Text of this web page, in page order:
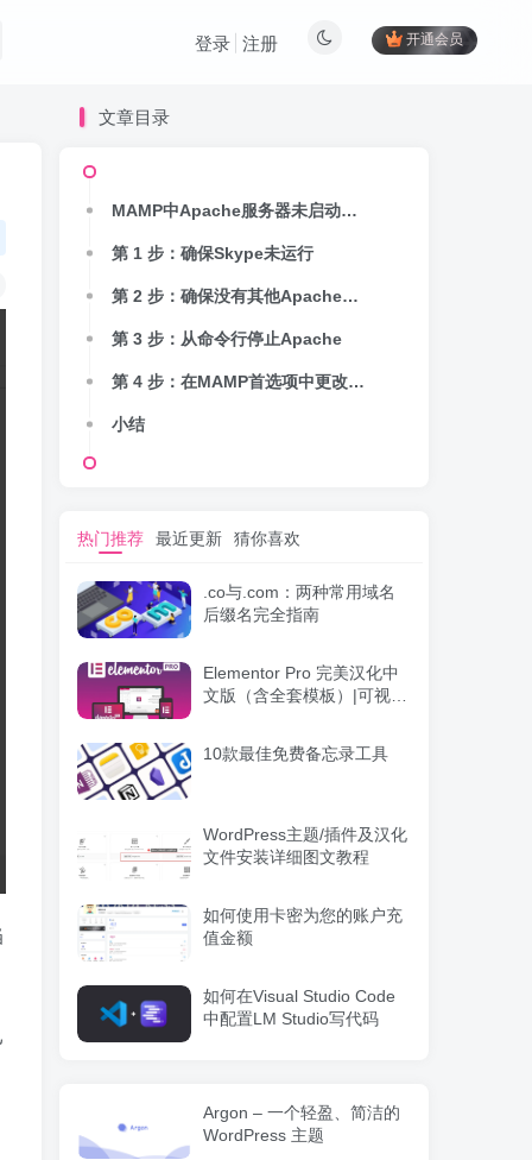
开通会员
登录 注册
文章目录
MAMP中Apache服务器未启动错误的原因
第 1 步：确保Skype未运行
第 2 步：确保没有其他Apache实例正在运行
第 3 步：从命令行停止Apache
第 4 步：在MAMP首选项中更改PHP版本
小结
热门推荐 最近更新 猜你喜欢
.co与.com：两种常用域名
后缀名完全指南
Elementor Pro 完美汉化中
文版（含全套模板）|可视化
10款最佳免费备忘录工具
WordPress主题/插件及汉化
文件安装详细图文教程
如何使用卡密为您的账户充
值金额
如何在Visual Studio Code
中配置LM Studio写代码
Argon – 一个轻盈、简洁的
WordPress 主题